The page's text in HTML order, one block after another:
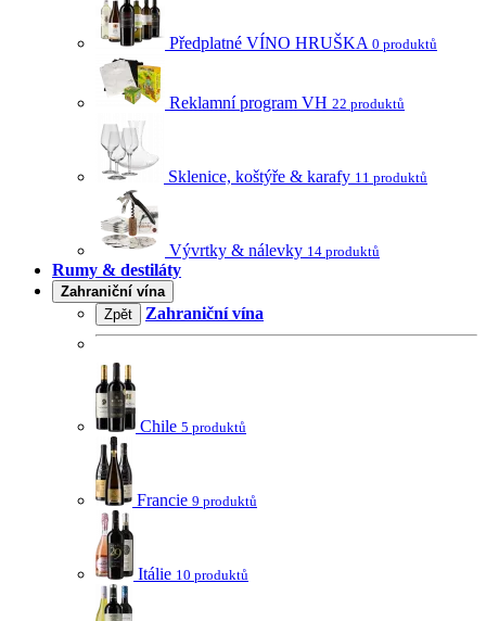
Předplatné VÍNO HRUŠKA 0 produktů
Reklamní program VH 22 produktů
Sklenice, koštýře & karafy 11 produktů
Vývrtky & nálevky 14 produktů
Rumy & destiláty
Zahraniční vína
Zpět
Zahraniční vína
Chile 5 produktů
Francie 9 produktů
Itálie 10 produktů